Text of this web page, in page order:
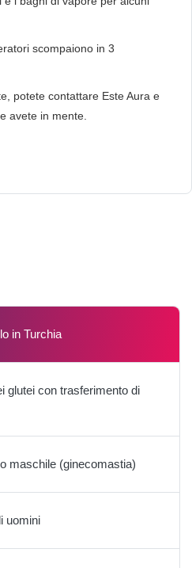
scompaiono in 3
potete contattare Este Aura e
avete in mente.
in Turchia
glutei con trasferimento di
maschile (ginecomastia)
uomini